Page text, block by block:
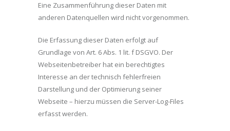
Eine Zusammenführung dieser Daten mit
anderen Datenquellen wird nicht vorgenommen.
Die Erfassung dieser Daten erfolgt auf
Grundlage von Art. 6 Abs. 1 lit. f DSGVO. Der
Webseitenbetreiber hat ein berechtigtes
Interesse an der technisch fehlerfreien
Darstellung und der Optimierung seiner
Webseite – hierzu müssen die Server-Log-Files
erfasst werden.